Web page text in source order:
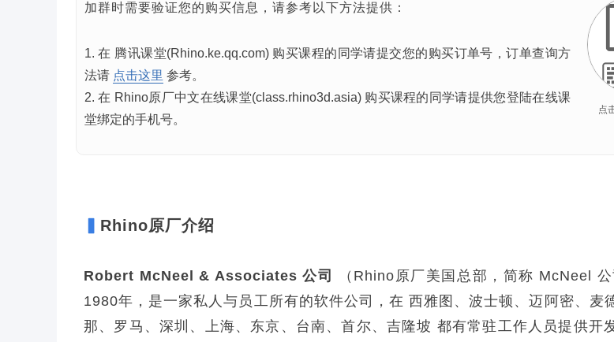
加群时需要验证您的购买信息，请参考以下方法提供：
1. 在 腾讯课堂(Rhino.ke.qq.com) 购买课程的同学请提交您的购买订单号，订单查询方
法请 点击这里 参考。
2. 在 Rhino原厂中文在线课堂(class.rhino3d.asia) 购买课程的同学请提供您登陆在线课
堂绑定的手机号。
点
Rhino原厂介绍
Robert McNeel & Associates 公司
（Rhino原厂美国总部，简称 McNeel
1980年，是一家私人与员工所有的软件公司，在 西雅图、波士顿、迈阿密、麦
那、罗马、深圳、上海、东京、台南、首尔、吉隆坡 都有常驻工作人员提供开